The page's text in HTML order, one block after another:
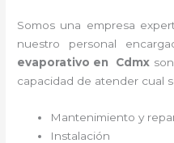
Somos una empresa
nuestro personal
evaporativo en Cdmx
capacidad de atender cual
Mantenimiento y
Instalación